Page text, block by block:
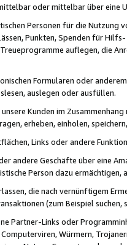
oder mittelbar über eine
Personen für die Nutzung
Punkten, Spenden für
auflegen, die
Formularen oder
auslegen oder ausfüllen.
Kunden im
erheben, einholen,
Links oder andere
andere Geschäfte über eine
Person dazu
die nach vernünftigem
(zum Beispiel
Partner-Links oder
Würmern,